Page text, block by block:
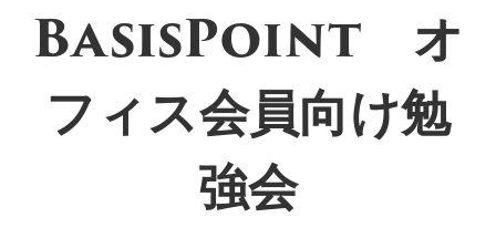
BasisPoint オ
フィス会員向け勉
強会